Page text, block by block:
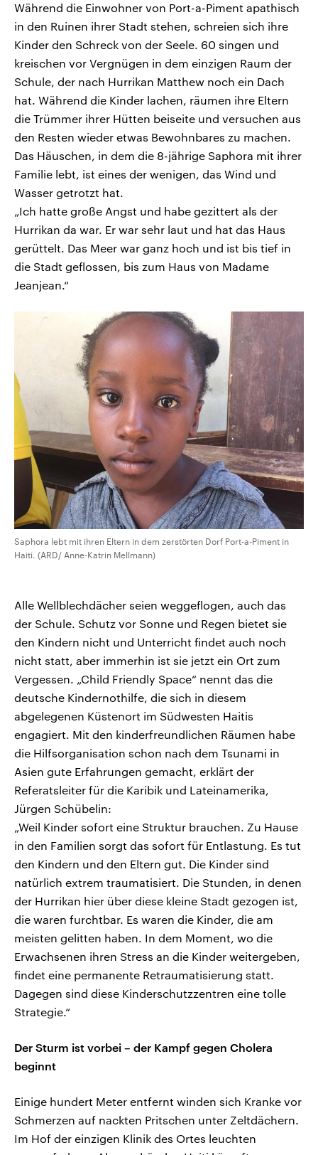
Während die Einwohner von Port-a-Piment apathisch
in den Ruinen ihrer Stadt stehen, schreien sich ihre
Kinder den Schreck von der Seele. 60 singen und
kreischen vor Vergnügen in dem einzigen Raum der
Schule, der nach Hurrikan Matthew noch ein Dach
hat. Während die Kinder lachen, räumen ihre Eltern
die Trümmer ihrer Hütten beiseite und versuchen aus
den Resten wieder etwas Bewohnbares zu machen.
Das Häuschen, in dem die 8-jährige Saphora mit ihrer
Familie lebt, ist eines der wenigen, das Wind und
Wasser getrotzt hat.
„Ich hatte große Angst und habe gezittert als der
Hurrikan da war. Er war sehr laut und hat das Haus
gerüttelt. Das Meer war ganz hoch und ist bis tief in
die Stadt geflossen, bis zum Haus von Madame
Jeanjean.“
Saphora lebt mit ihren Eltern in dem zerstörten Dorf Port-a-Piment in
Haiti. (ARD/ Anne-Katrin Mellmann)
Alle Wellblechdächer seien weggeflogen, auch das
der Schule. Schutz vor Sonne und Regen bietet sie
den Kindern nicht und Unterricht findet auch noch
nicht statt, aber immerhin ist sie jetzt ein Ort zum
Vergessen. „Child Friendly Space“ nennt das die
deutsche Kindernothilfe, die sich in diesem
abgelegenen Küstenort im Südwesten Haitis
engagiert. Mit den kinderfreundlichen Räumen habe
die Hilfsorganisation schon nach dem Tsunami in
Asien gute Erfahrungen gemacht, erklärt der
Referatsleiter für die Karibik und Lateinamerika,
Jürgen Schübelin:
„Weil Kinder sofort eine Struktur brauchen. Zu Hause
in den Familien sorgt das sofort für Entlastung. Es tut
den Kindern und den Eltern gut. Die Kinder sind
natürlich extrem traumatisiert. Die Stunden, in denen
der Hurrikan hier über diese kleine Stadt gezogen ist,
die waren furchtbar. Es waren die Kinder, die am
meisten gelitten haben. In dem Moment, wo die
Erwachsenen ihren Stress an die Kinder weitergeben,
findet eine permanente Retraumatisierung statt.
Dagegen sind diese Kinderschutzzentren eine tolle
Strategie.“
Der Sturm ist vorbei – der Kampf gegen Cholera
beginnt
Einige hundert Meter entfernt winden sich Kranke vor
Schmerzen auf nackten Pritschen unter Zeltdächern.
Im Hof der einzigen Klinik des Ortes leuchten